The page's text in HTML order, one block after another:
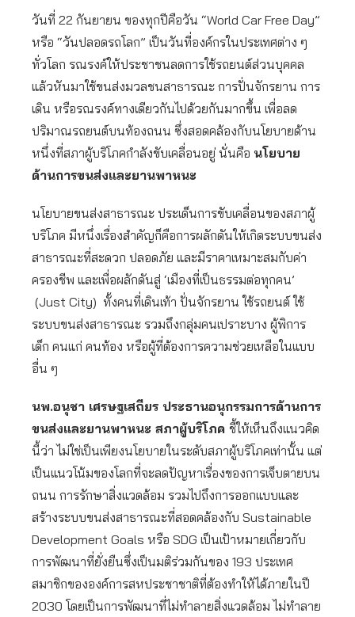
วันที่ 22 กันยายน ของทุกปีคือวัน “World Car Free Day”
หรือ “วันปลอดรถโลก” เป็นวันที่องค์กรในประเทศต่าง ๆ
ทั่วโลก รณรงค์ให้ประชาชนลดการใช้รถยนต์ส่วนบุคคล
แล้วหันมาใช้ขนส่งมวลชนสาธารณะ การปั่นจักรยาน การ
เดิน หรือรณรงค์ทางเดียวกันไปด้วยกันมากขึ้น เพื่อลด
ปริมาณรถยนต์บนท้องถนน ซึ่งสอดคล้องกับนโยบายด้าน
หนึ่งที่สภาผู้บริโภคกำลังขับเคลื่อนอยู่ นั่นคือ นโยบาย
ด้านการขนส่งและยานพาหนะ
นโยบายขนส่งสาธารณะ ประเด็นการขับเคลื่อนของสภาผู้
บริโภค มีหนึ่งเรื่องสําคัญก็คือการผลักดันให้เกิดระบบขนส่ง
สาธารณะที่สะดวก ปลอดภัย และมีราคาเหมาะสมกับค่า
ครองชีพ และเพื่อผลักดันสู่ ‘เมืองที่เป็นธรรมต่อทุกคน’
(Just City) ทั้งคนที่เดินเท้า ปั่นจักรยาน ใช้รถยนต์ ใช้
ระบบขนส่งสาธารณะ รวมถึงกลุ่มคนเปราะบาง ผู้พิการ
เด็ก คนแก่ คนท้อง หรือผู้ที่ต้องการความช่วยเหลือในแบบ
อื่น ๆ
นพ.อนุชา เศรษฐเสถียร ประธานอนุกรรมการด้านการ
ขนส่งและยานพาหนะ สภาผู้บริโภค ชี้ให้เห็นถึงแนวคิด
นี้ว่า ไม่ใช่เป็นเพียงนโยบายในระดับสภาผู้บริโภคเท่านั้น แต่
เป็นแนวโน้มของโลกที่จะลดปัญหาเรื่องของการเจ็บตายบน
ถนน การรักษาสิ่งแวดล้อม รวมไปถึงการออกแบบและ
สร้างระบบขนส่งสาธารณะที่สอดคล้องกับ Sustainable
Development Goals หรือ SDG เป็นเป้าหมายเกี่ยวกับ
การพัฒนาที่ยั่งยืนซึ่งเป็นมติร่วมกันของ 193 ประเทศ
สมาชิกขององค์การสหประชาชาติที่ต้องทำให้ได้ภายในปี
2030 โดยเป็นการพัฒนาที่ไม่ทําลายสิ่งแวดล้อม ไม่ทําลาย